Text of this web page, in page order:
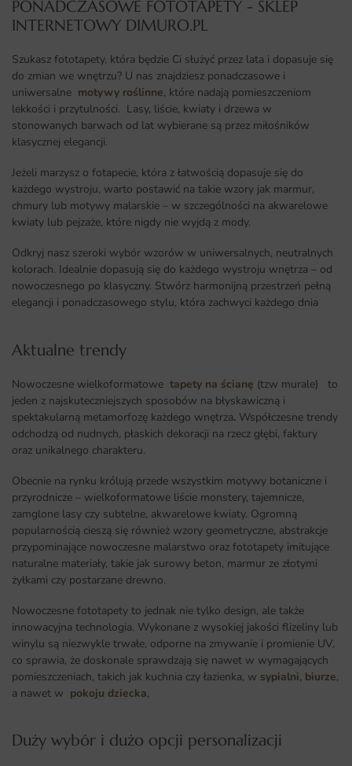
PONADCZASOWE FOTOTAPETY - SKLEP
INTERNETOWY DIMURO.PL​
Szukasz fototapety, która będzie Ci służyć przez lata i dopasuje się
do zmian we wnętrzu? U nas znajdziesz ponadczasowe i
uniwersalne motywy roślinne, które nadają pomieszczeniom
lekkości i przytulności. Lasy, liście, kwiaty i drzewa w
stonowanych barwach od lat wybierane są przez miłośników
klasycznej elegancji.
Jeżeli marzysz o fotapecie, która z łatwością dopasuje się do
każdego wystroju, warto postawić na takie wzory jak marmur,
chmury lub motywy malarskie – w szczególności na akwarelowe
kwiaty lub pejzaże, które nigdy nie wyjdą z mody.
Odkryj nasz szeroki wybór wzorów w uniwersalnych, neutralnych
kolorach. Idealnie dopasują się do każdego wystroju wnętrza – od
nowoczesnego po klasyczny. Stwórz harmonijną przestrzeń pełną
elegancji i ponadczasowego stylu, która zachwyci każdego dnia
Aktualne trendy​
Nowoczesne wielkoformatowe tapety na ścianę (tzw murale) to
jeden z najskuteczniejszych sposobów na błyskawiczną i
spektakularną metamorfozę każdego wnętrza. Współczesne trendy
odchodzą od nudnych, płaskich dekoracji na rzecz głębi, faktury
oraz unikalnego charakteru.
Obecnie na rynku królują przede wszystkim motywy botaniczne i
przyrodnicze – wielkoformatowe liście monstery, tajemnicze,
zamglone lasy czy subtelne, akwarelowe kwiaty. Ogromną
popularnością cieszą się również wzory geometryczne, abstrakcje
przypominające nowoczesne malarstwo oraz fototapety imitujące
naturalne materiały, takie jak surowy beton, marmur ze złotymi
żyłkami czy postarzane drewno.
Nowoczesne fototapety to jednak nie tylko design, ale także
innowacyjna technologia. Wykonane z wysokiej jakości flizeliny lub
winylu są niezwykle trwałe, odporne na zmywanie i promienie UV,
co sprawia, że doskonale sprawdzają się nawet w wymagających
pomieszczeniach, takich jak kuchnia czy łazienka, w sypialni, biurze,
a nawet w pokoju dziecka,
Duży wybór i dużo opcji personalizacji ​